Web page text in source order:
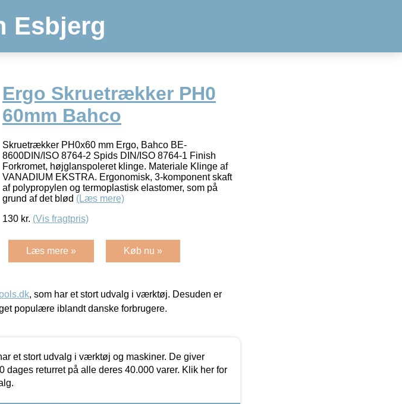
Esbjerg
Ergo Skruetrækker PH0
60mm Bahco
Skruetrækker PH0x60 mm Ergo, Bahco BE-
8600DIN/ISO 8764-2 Spids DIN/ISO 8764-1 Finish
Forkromet, højglanspoleret klinge. Materiale Klinge af
VANADIUM EKSTRA. Ergonomisk, 3-komponent skaft
af polypropylen og termoplastisk elastomer, som på
grund af det blød (Læs mere)
130 kr. (Vis fragtpris)
Læs mere » Køb nu »
, som har et stort udvalg i værktøj. Desuden er
populære iblandt danske forbrugere.
et stort udvalg i værktøj og maskiner. De giver
dages returret på alle deres 40.000 varer. Klik her for